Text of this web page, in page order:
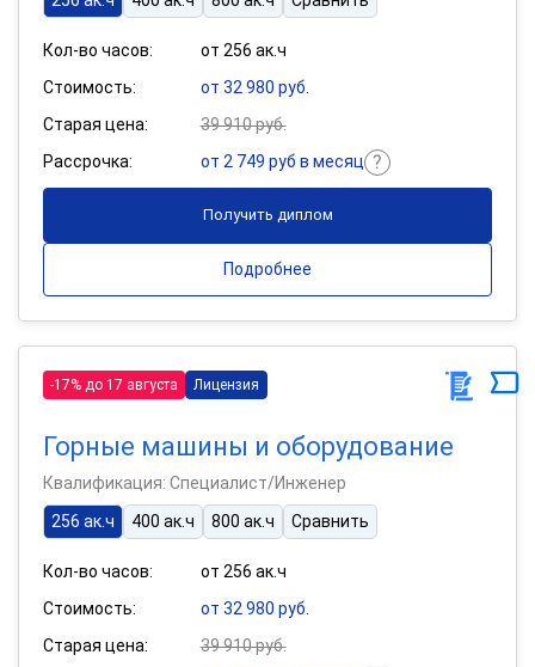
Кол-во часов:
от 256 ак.ч
Стоимость:
от 32 980 руб.
Старая цена:
39 910 руб.
Рассрочка:
от 2 749 руб в месяц
Получить диплом
Подробнее
-17% до 17 августа Лицензия
Горные машины и оборудование
Квалификация: Специалист/Инженер
256 ак.ч
400 ак.ч 800 ак.ч Сравнить
Кол-во часов:
от 256 ак.ч
Стоимость:
от 32 980 руб.
Старая цена:
39 910 руб.